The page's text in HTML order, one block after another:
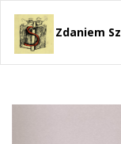
Zdaniem